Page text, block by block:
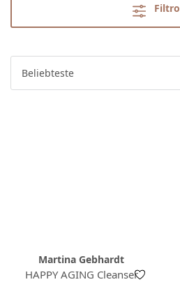
Filtro
Martina Gebhardt
HAPPY AGING Cleanser